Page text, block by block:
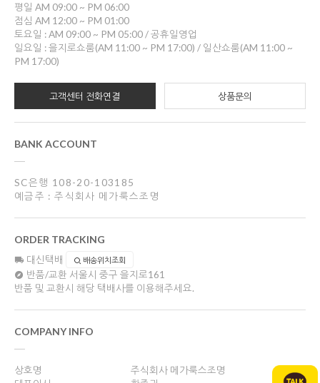
평일 AM 09:00 ~ PM 06:00
점심 AM 12:00 ~ PM 01:00
토요일 : AM 09:00 ~ PM 05:00 / 공휴일영업
일요일 : 을지로쇼룸(AM 11:00 ~ PM 17:00) / 일산쇼룸(AM 11:00 ~
PM 17:00)
고객센터 전화연결 상품문의
BANK ACCOUNT
SC은행 108-20-103185
예금주 : 주식회사 메가룩스조명
ORDER TRACKING
대신택배 배송위치조회
반품/교환 서울시 중구 을지로161
반품 및 교환시 해당 택배사를 이용해주세요.
COMPANY INFO
상호명
주식회사 메가룩스조명